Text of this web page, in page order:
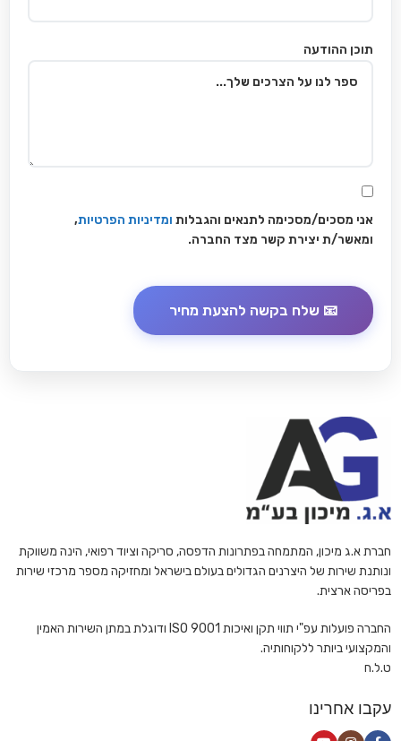
תוכן ההודעה
אני מסכים/מסכימה לתנאים והגבלות ומדיניות הפרטיות,
ומאשר/ת יצירת קשר מצד החברה.
חברת א.ג מיכון, המתמחה בפתרונות הדפסה, סריקה וציוד רפואי, הינה משווקת
ונותנת שירות של היצרנים הגדולים בעולם בישראל ומחזיקה מספר מרכזי שירות
בפריסה ארצית.
החברה פועלות עפ"י תווי תקן ואיכות ISO 9001 ודוגלת במתן השירות האמין
והמקצועי ביותר ללקוחותיה.
ט.ל.ח
עקבו אחרינו